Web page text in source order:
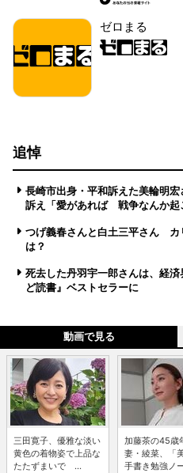
ゼロまる
追悼
長崎市出身・平和訴えた美輪明
訴え「愛があれば 戦争なんか起
つげ義春さんと白土三平さん カ
は？
死去した丹羽宇一郎さんは、経
ど読書』ベストセラーに
動画で見る
三田寛子、優雅な淡い
黄色の着物姿で上品な
たたずまいで ...
加藤茶の45歳
妻・綾菜、「
手書き勉強ノ